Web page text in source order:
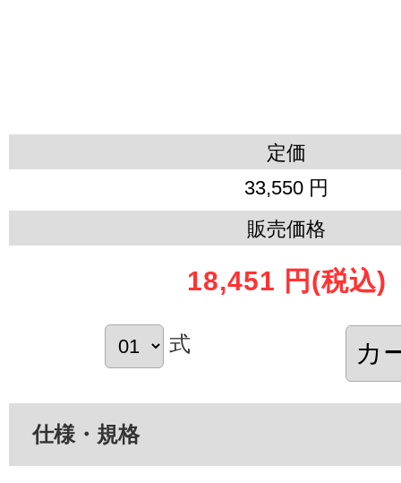
定価
33,550 円
販売価格
18,451 円 (税込)
式
仕様・規格